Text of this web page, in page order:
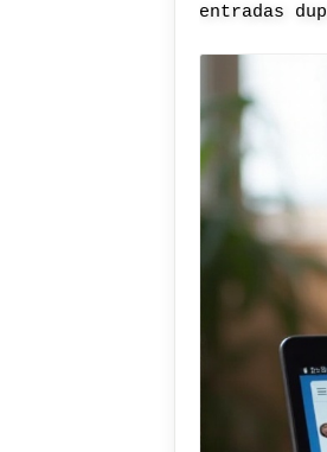
entradas